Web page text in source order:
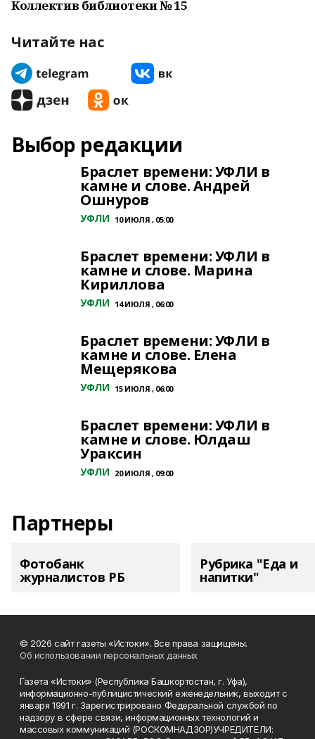
Коллектив библиотеки № 15
Читайте нас
Выбор редакции
Браслет времени: УФЛИ в
камне и слове. Андрей
Ошнуров
УФЛИ 10 ИЮЛЯ , 05:00
Браслет времени: УФЛИ в
камне и слове. Марина
Кириллова
УФЛИ 14 ИЮЛЯ , 06:00
Браслет времени: УФЛИ в
камне и слове. Елена
Мещерякова
УФЛИ 15 ИЮЛЯ , 06:00
Браслет времени: УФЛИ в
камне и слове. Юлдаш
Ураксин
УФЛИ 20 ИЮЛЯ , 09:00
Партнеры
Фотобанк
журналистов РБ
Рубрика "Еда и
напитки"
© 2026 сайт газеты «Истоки». Все права защищены.
Об использовании персональных данных
Газета «Истоки» (Республика Башкортостан, г. Уфа),
информационно-публицистический еженедельник, выходит с
января 1991 г. Зарегистрировано Федеральной службой по
надзору в сфере связи, информационных технологий и
массовых коммуникаций (РОСКОМНАДЗОР)УЧРЕДИТЕЛИ: